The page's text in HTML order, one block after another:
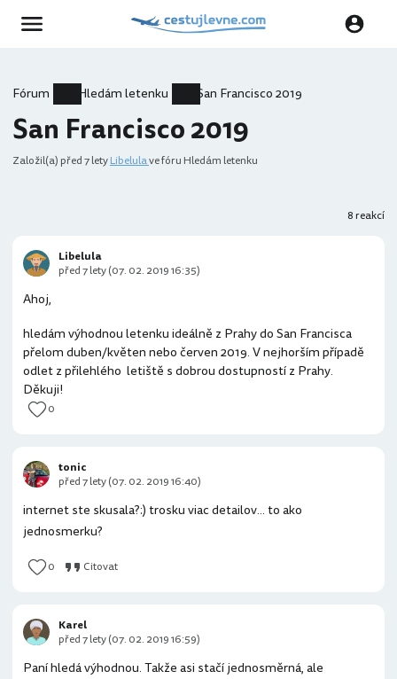
Fórum Hledám letenku San Francisco 2019
San Francisco 2019
Založil(a) před 7 letyLibelulave fóru Hledám letenku
8 reakcí
Ahoj,
hledám výhodnou letenku ideálně z Prahy do San Francisca
přelom duben/květen nebo červen 2019. V nejhorším případě
odlet z přilehlého letiště s dobrou dostupností z Prahy.
Děkuji!
0
Libelula
před 7 lety (07. 02. 2019 16:35)
internet ste skusala?:) trosku viac detailov... to ako
jednosmerku?
0 Citovat
tonic
před 7 lety (07. 02. 2019 16:40)
Paní hledá výhodnou. Takže asi stačí jednosměrná, ale
Karel
před 7 lety (07. 02. 2019 16:59)